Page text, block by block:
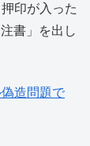
印が入った
書」を出し
造問題で